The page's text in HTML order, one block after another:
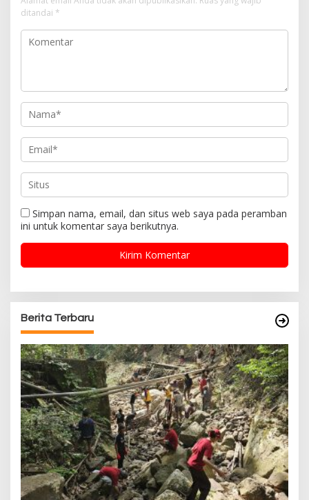
s
ditandai *
Simpan nama, email, dan situs web saya pada peramban
ini untuk komentar saya berikutnya.
Berita Terbaru